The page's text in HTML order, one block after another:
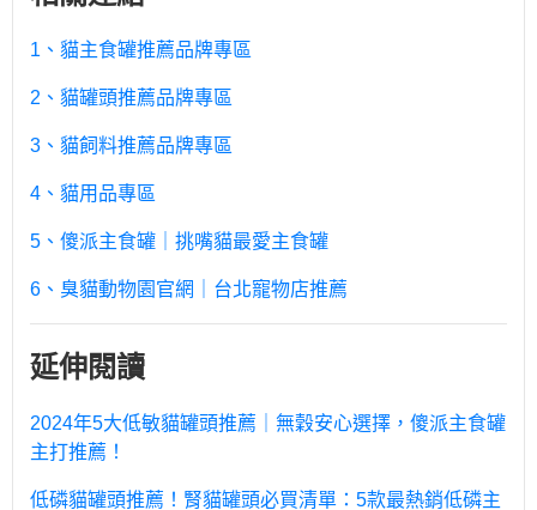
1、貓主食罐推薦品牌專區
2、貓罐頭推薦品牌專區
3、貓飼料推薦品牌專區
4、貓用品專區
5、傻派主食罐｜挑嘴貓最愛主食罐
6、臭貓動物園官網｜台北寵物店推薦
延伸閱讀
2024年5大低敏貓罐頭推薦｜無穀安心選擇，傻派主食罐
主打推薦！
低磷貓罐頭推薦！腎貓罐頭必買清單：5款最熱銷低磷主